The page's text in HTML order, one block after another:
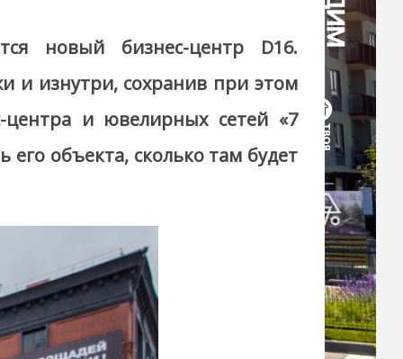
новый бизнес-центр D16.
и изнутри, сохранив при этом
и ювелирных сетей «7
объекта, сколько там будет